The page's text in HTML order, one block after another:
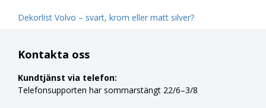
Dekorlist Volvo – svart, krom eller matt silver?
Kontakta oss
Kundtjänst via telefon:
Telefonsupporten har sommarstängt 22/6–3/8